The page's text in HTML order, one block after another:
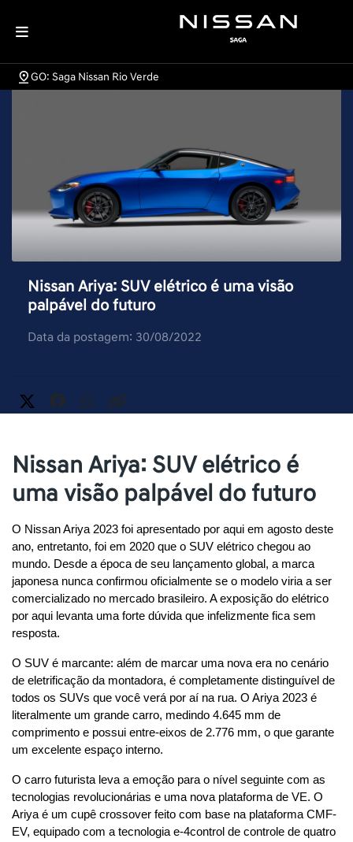
GO: Saga Nissan Rio Verde
Nissan Ariya: SUV elétrico é uma visão
palpável do futuro
Data da postagem: 30/08/2022
Nissan Ariya: SUV elétrico é
uma visão palpável do futuro
O Nissan Ariya 2023 foi apresentado por aqui em agosto deste
ano, entretanto, foi em 2020 que o SUV elétrico chegou ao
mundo. Desde a época de seu lançamento global, a marca
japonesa nunca confirmou oficialmente se o modelo viria a ser
comercializado no mercado brasileiro. A exposição do elétrico
por aqui levanta uma forte dúvida que infelizmente fica sem
resposta.
O SUV é marcante: além de marcar uma nova era no cenário
de eletrificação da montadora, é completamente distinguível de
todos os SUVs que você verá por aí na rua. O Ariya 2023 é
literalmente um grande carro, medindo 4.645 mm de
comprimento e possui entre-eixos de 2.776 mm, o que garante
um excelente espaço interno.
O carro futurista leva a emoção para o nível seguinte com as
tecnologias revolucionárias e uma nova plataforma de VE. O
Ariya é um cupê crossover feito com base na plataforma CMF-
EV, equipado com a tecnologia e-4control de controle de quatro